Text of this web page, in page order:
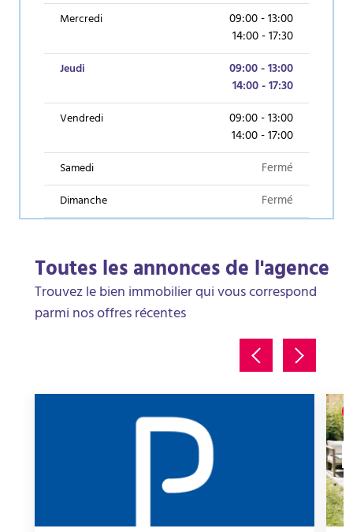
Mercredi 09:00 - 13:00
14:00 - 17:30
Jeudi 09:00 - 13:00
14:00 - 17:30
Vendredi 09:00 - 13:00
14:00 - 17:00
Samedi Fermé
Dimanche Fermé
Toutes les annonces de l'agence
Trouvez le bien immobilier qui vous correspond
parmi nos offres récentes